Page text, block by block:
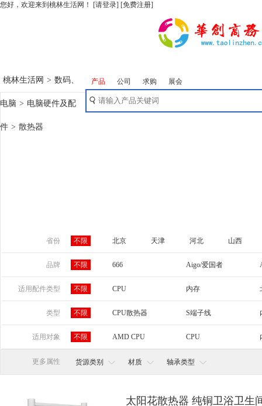
您好，欢迎来到桃林生活网！ [请登录] [免费注册]
产品 公司 求购 展会
桃林生活网 > 数码、
电脑 > 电脑硬件及配
件 > 散热器
省份 不限 北京 天津 河北 山西
山东 河南 湖南
宁夏 新疆
品牌 不限 666 Aigo/爱国者
Cooljag Deepcool/九州风神
适用配件类型 不限 CPU 内存
硬盘
类型 不限 CPU散热器 S端子线
散热片
适用对象 不限 AMD CPU CPU
墙面 多平台
更多属性 货源类别 材质 轴承类型
太阳花散热器 纯铜卫浴卫生